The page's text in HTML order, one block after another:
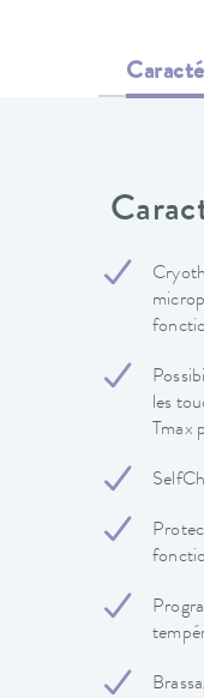
les
Tmax